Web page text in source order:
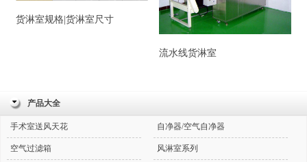
货淋室规格|货淋室尺寸
流水线货淋室
产品大全
手术室送风天花 自净器/空气自净器
空气过滤箱 风淋室系列